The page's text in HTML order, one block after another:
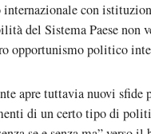
con
del Sistema Paese non
opportunismo politico
apre tuttavia nuovi sfide
di un certo tipo di